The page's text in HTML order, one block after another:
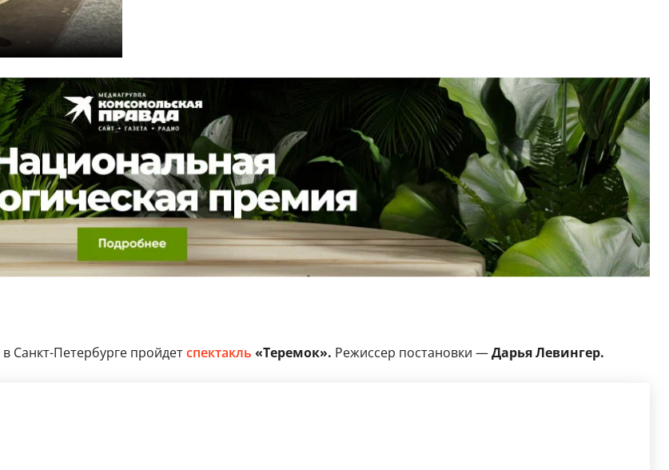
в Санкт-Петербурге пройдет спектакль «Теремок». Режиссер постановки —Дарья Левингер.